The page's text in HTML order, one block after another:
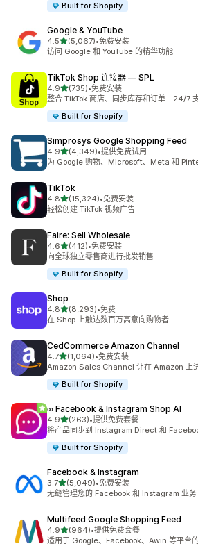
Built for Shopify
Google & YouTube
4.5星（满分 5 星）
(5,067)
总共 5067 条评论
•免费安装
访问 Google 和 YouTube 的精华功能
TikTok Shop 连接器 — SPL
4.9星（满分 5 星）
(735)
总共 735 条评论
•免费安装
整合 TikTok 商店、同步库存和订单 - 24/7
Built for Shopify
Simprosys Google Shopping Feed
4.9星（满分 5 星）
(4,349)
总共 4349 条评论
•提供免费试用
为 Google 购物、Microsoft、Meta 和
TikTok
4.8星（满分 5 星）
(15,324)
总共 15324 条评论
•免费安装
轻松创建 TikTok 视频广告
Faire: Sell Wholesale
4.6星（满分 5 星）
(412)
总共 412 条评论
•免费安装
向全球独立零售商进行批发销售
Built for Shopify
Shop
4.8星（满分 5 星）
(8,293)
总共 8293 条评论
•免费
在 Shop 上触达数百万高意向购物者
CedCommerce Amazon Channel
4.7星（满分 5 星）
(1,064)
总共 1064 条评论
•免费安装
Amazon Sales Channel 让在 Amazon 上
Built for Shopify
∞ Facebook & Instagram Shop AI
4.9星（满分 5 星）
(263)
总共 263 条评论
•提供免费套餐
将产品同步到 Instagram Direct 和
Built for Shopify
Facebook & Instagram
3.7星（满分 5 星）
(5,049)
总共 5049 条评论
•免费安装
无缝管理您的 Facebook 和 Instagram 业务
Multifeed Google Shopping Feed
4.9星（满分 5 星）
(964)
总共 964 条评论
•提供免费套餐
适用于 Google、Facebook、Awin 等平台